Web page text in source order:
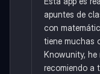
apuntes de
con
tiene muchas
Knowunity, he
recomiendo a